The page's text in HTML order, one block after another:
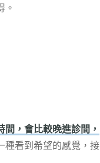
。
，會比較晚進診間，
種看到希望的感覺，接